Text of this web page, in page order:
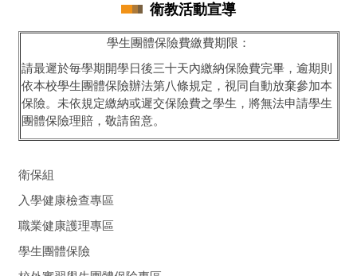
衛教活動宣導
學生團體保險費繳費期限：
請最遲於毎學期開學日後三十天內繳納保險費完畢，逾期則
依本校學生團體保險辦法第八條規定，視同自動放棄參加本
保險。未依規定繳納或遲交保險費之學生，將無法申請學生
團體保險理賠，敬請留意。
衛保組
入學健康檢查專區
職業健康護理專區
學生團體保險